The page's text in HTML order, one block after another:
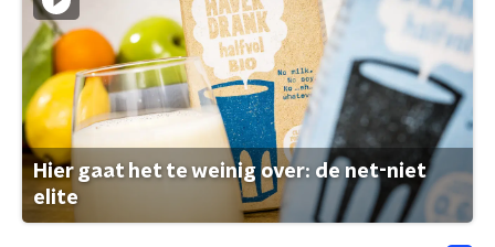
Hier gaat het te weinig over: de net-niet
elite